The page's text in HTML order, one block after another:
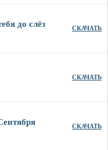
до слёз СКАЧАТЬ
СКАЧАТЬ
СКАЧАТЬ